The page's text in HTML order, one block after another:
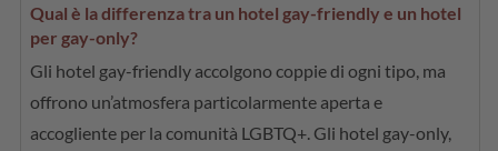
Qual è la differenza tra un hotel gay-friendly e un hotel
per gay-only?
Gli hotel gay-friendly accolgono coppie di ogni tipo, ma
offrono un’atmosfera particolarmente aperta e
accogliente per la comunità LGBTQ+. Gli hotel gay-only,